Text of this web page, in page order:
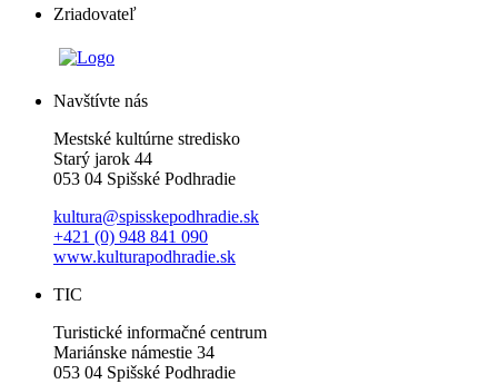
Zriadovateľ
Navštívte nás
Mestské kultúrne stredisko
Starý jarok 44
053 04 Spišské Podhradie
kultura@spisskepodhradie.sk
+421 (0) 948 841 090
www.kulturapodhradie.sk
TIC
Turistické informačné centrum
Mariánske námestie 34
053 04 Spišské Podhradie